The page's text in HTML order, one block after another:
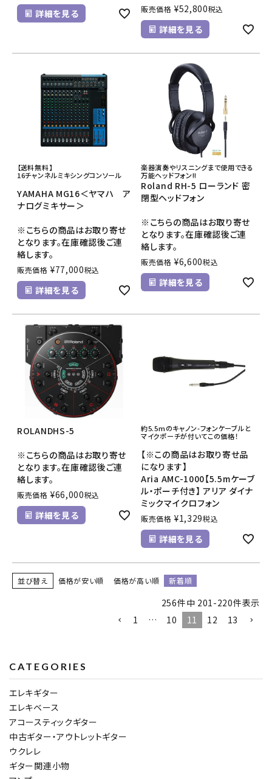
詳細を見る 販売価格 ¥52,800税込
詳細を見る
【送料無料】
16チャンネルミキシングコンソール
YAMAHA MG16＜ヤマハ ア
ナログミキサー＞
※こちらの商品はお取り寄せ
となります。在庫確認後ご連
絡します。
販売価格 ¥77,000税込
詳細を見る
楽器演奏やリスニングまで使用できる
万能ヘッドフォン!!
Roland RH-5 ローランド 密
閉型ヘッドフォン
※こちらの商品はお取り寄せ
となります。在庫確認後ご連
絡します。
販売価格 ¥6,600税込
詳細を見る
ROLANDHS-5
※こちらの商品はお取り寄せ
となります。在庫確認後ご連
絡します。
販売価格 ¥66,000税込
詳細を見る
約5.5mのキャノン-フォンケーブルと
マイクポーチが付いてこの価格！
【※この商品はお取り寄せ品
になります】
Aria AMC-1000【5.5mケーブ
ル・ポーチ付き】 アリア ダイナ
ミックマイクロフォン
販売価格 ¥1,329税込
詳細を見る
並び替え 価格が安い順 価格が高い順 新着順
256件中 201 -220件表示
1
… 10 11 12 13
CATEGORIES
エレキギター
エレキベース
アコースティックギター
中古ギター・アウトレットギター
ウクレレ
ギター関連小物